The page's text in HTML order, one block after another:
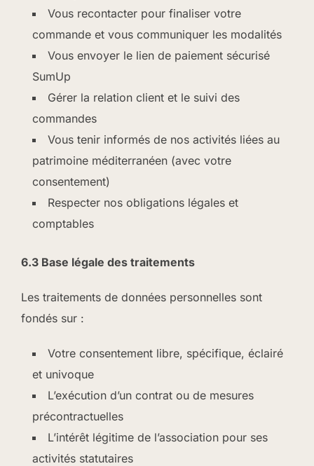
Vous recontacter pour finaliser votre
commande et vous communiquer les modalités
Vous envoyer le lien de paiement sécurisé
SumUp
Gérer la relation client et le suivi des
commandes
Vous tenir informés de nos activités liées au
patrimoine méditerranéen (avec votre
consentement)
Respecter nos obligations légales et
comptables
6.3 Base légale des traitements
Les traitements de données personnelles sont
fondés sur :
Votre consentement libre, spécifique, éclairé
et univoque
L’exécution d’un contrat ou de mesures
précontractuelles
L’intérêt légitime de l’association pour ses
activités statutaires